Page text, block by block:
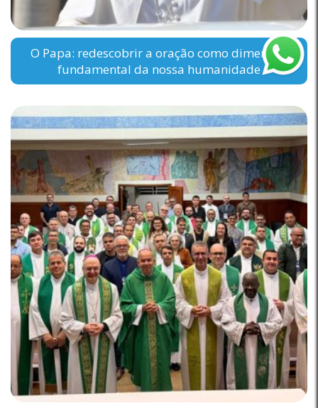
O Papa: redescobrir a oração como dimensão
fundamental da nossa humanidade